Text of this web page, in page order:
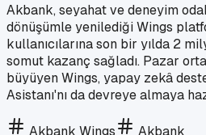
Akbank, seyahat ve deneyim
dönüşümle yenilediği Wings
kullanıcılarına son bir yılda 2
somut kazanç sağladı. Pazar
büyüyen Wings, yapay zekâ
Asistanı'nı da devreye almaya
Akbank Wings Akbank